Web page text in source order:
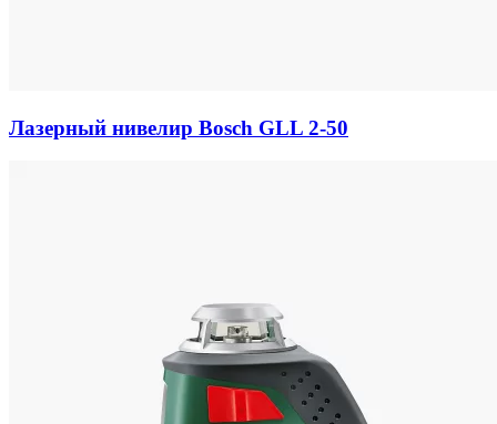
Лазерный нивелир Bosch GLL 2-50